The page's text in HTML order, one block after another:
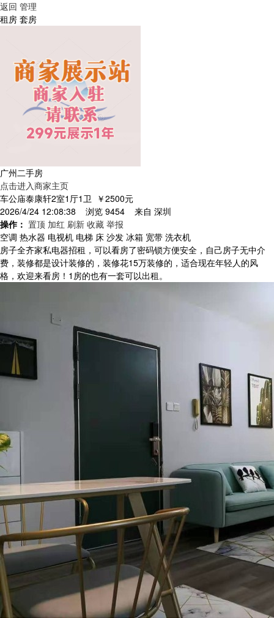
返回 管理
租房 套房
广州二手房
点击进入商家主页
车公庙泰康轩2室1厅1卫 ￥2500元
2026/4/24 12:08:38 浏览 9454 来自 深圳
操作： 置顶 加红 刷新 收藏 举报
空调 热水器 电视机 电梯 床 沙发 冰箱 宽带 洗衣机
房子全齐家私电器招租，可以看房了密码锁方便安全，自己房子无中介
费，装修都是设计装修的，装修花15万装修的，适合现在年轻人的风
格，欢迎来看房！1房的也有一套可以出租。